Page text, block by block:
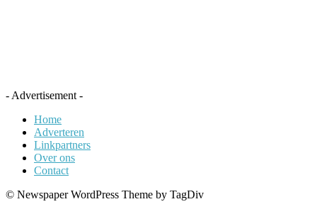
- Advertisement -
Home
Adverteren
Linkpartners
Over ons
Contact
© Newspaper WordPress Theme by TagDiv